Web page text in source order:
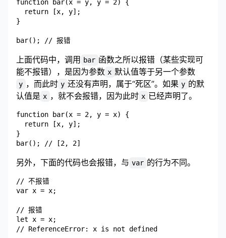
function bar(x = y, y = 2) {
  return [x, y];
}
上面代码中，调用 bar 函数之所以报错（某些实现可
能不报错），是因为参数 x 默认值等于另一个参数
y ，而此时 y 还没有声明，属于“死区”。如果 y 的默
认值是 x ，就不会报错，因为此时 x 已经声明了。
function bar(x = 2, y = x) {
  return [x, y];
}
另外，下面的代码也会报错，与 var 的行为不同。
// 不报错
var x = x;
// 报错
let x = x;